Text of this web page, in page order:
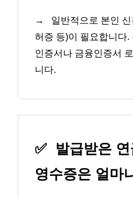
→
일반적으로 본인
허증 등)이 필요합니다.
인증서나 금융인증서
니다.
✅
발급받은
영수증은 얼마